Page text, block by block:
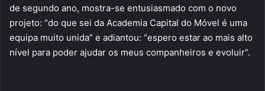
de segundo ano, mostra-se entusiasmado com o novo
projeto: “do que sei da Academia Capital do Móvel é uma
equipa muito unida” e adiantou: “espero estar ao mais alto
nível para poder ajudar os meus companheiros e evoluir”.